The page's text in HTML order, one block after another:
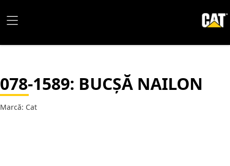
078-1589: BUCȘĂ NAILON
Marcă: Cat